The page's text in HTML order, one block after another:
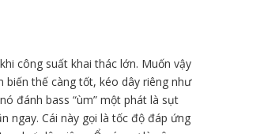
công suất khai thác lớn. Muốn vậy
thế càng tốt, kéo dây riêng như
đánh bass “ùm” một phát là sụt
ngay. Cái này gọi là tốc độ đáp ứng